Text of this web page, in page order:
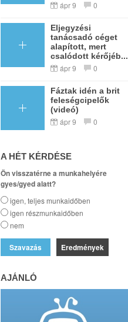
ápr 9 0
Eljegyzési
tanácsadó céget
alapított, mert
csalódott kérőjéb...
ápr 9 0
Fáztak idén a brit
feleségcipelők
(videó)
ápr 9 0
A HÉT KÉRDÉSE
Ön visszatérne a munkahelyére
gyes/gyed alatt?
igen, teljes munkaidőben
igen részmunkaidőben
nem
Eredmények
AJÁNLÓ